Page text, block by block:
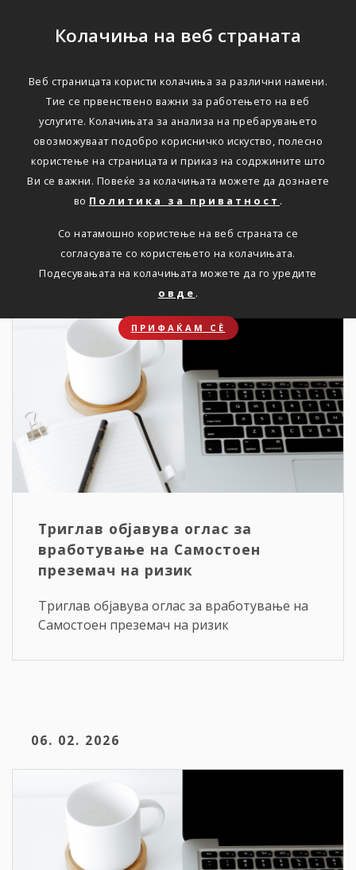
Колачиња на веб страната
Веб страницата користи колачиња за различни намени.
Тие се првенствено важни за работењето на веб
услугите. Колачињата за анализа на пребарувањето
овозможуваат подобро корисничко искуство, полесно
користење на страницата и приказ на содржините што
Ви се важни. Повеќе за колачињата можете да дознаете
во Политика за приватност .
Со натамошно користење на веб страната се
согласувате со користењето на колачињата.
Подесувањата на колачињата можете да го уредите
овде .
ПРИФАЌАМ СЀ
НОВОСТИ
Актуелно
Новости
16. 02. 2026
Триглав објавува оглас за
вработување на Самостоен
преземач на ризик
Триглав објавува оглас за вработување на
Самостоен преземач на ризик
06. 02. 2026